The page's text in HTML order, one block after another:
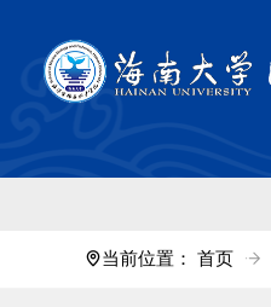
当前位置：首页